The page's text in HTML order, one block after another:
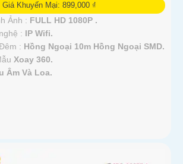
Giá Khuyến Mại: 899,000 ₫
Ảnh : FULL HD 1080P .
: IP Wifi.
: Hồng Ngoại 10m Hồng Ngoại SMD.
Xoay 360.
Âm Và Loa.